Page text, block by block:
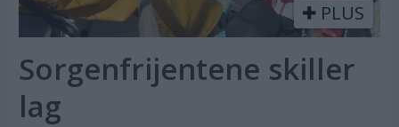
PLUS
Sorgenfrijentene skiller
lag